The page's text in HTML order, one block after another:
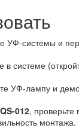
УФ-системы и
в системе
УФ-лампу и
012, проверьте
монтажа.